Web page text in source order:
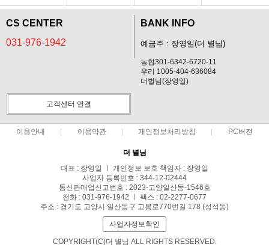
CS CENTER
031-976-1942
BANK INFO
예금주 : 장영일(더 별님)
농협301-6342-6720-11
우리 1005-404-636084
더별님(장영일)
고객센터 연결
이용안내 이용약관 개인정보처리방침 PC버전
더 별님
대표 : 장영일 ㅣ 개인정보 보호 책임자 : 장영일
사업자 등록번호 : 344-12-02444
통신판매업신고번호 : 2023-고양일산동-1546호
전화 : 031-976-1942 ㅣ 팩스 : 02-2277-0677
주소 : 경기도 고양시 일산동구 고봉로770번길 178 (성석동)
사업자정보확인
COPYRIGHT(C)더 별님 ALL RIGHTS RESERVED.